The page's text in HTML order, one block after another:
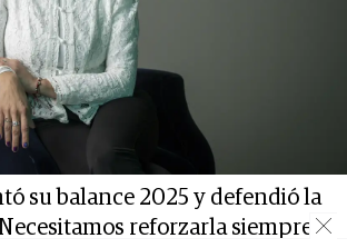
su balance 2025 y defendió la
reforzarla siempre"